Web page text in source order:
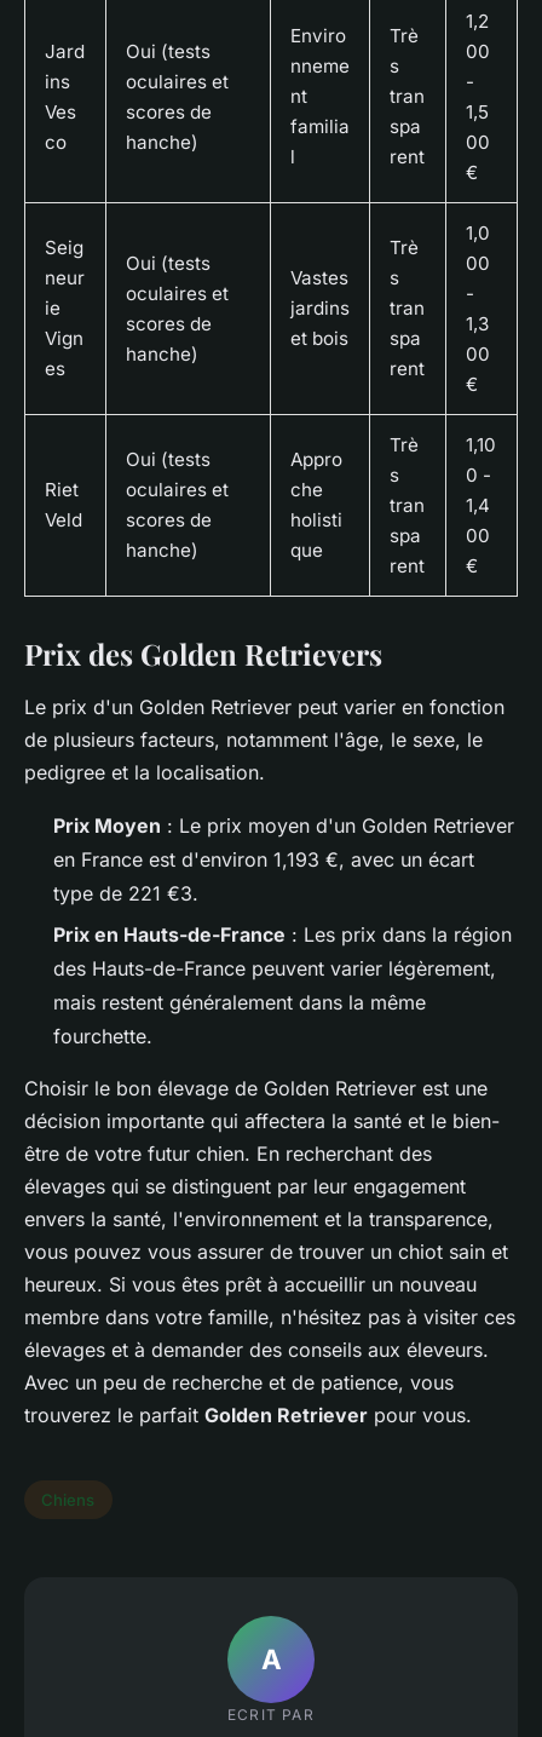
Jard
ins
Ves
co
Oui (tests
oculaires et
scores de
hanche)
Enviro
nneme
nt
familia
l
Trè
s
tran
spa
rent
1,2
00
-
1,5
00
€
Seig
neur
ie
Vign
es
Oui (tests
oculaires et
scores de
hanche)
Vastes
jardins
et bois
Trè
s
tran
spa
rent
1,0
00
-
1,3
00
€
Riet
Veld
Oui (tests
oculaires et
scores de
hanche)
Appro
che
holisti
que
Trè
s
tran
spa
rent
1,10
0 -
1,4
00
€
Prix des Golden Retrievers
Le prix d'un Golden Retriever peut varier en fonction
de plusieurs facteurs, notamment l'âge, le sexe, le
pedigree et la localisation.
Prix Moyen : Le prix moyen d'un Golden Retriever
en France est d'environ 1,193 €, avec un écart
type de 221 €3.
Prix en Hauts-de-France : Les prix dans la région
des Hauts-de-France peuvent varier légèrement,
mais restent généralement dans la même
fourchette.
Choisir le bon élevage de Golden Retriever est une
décision importante qui affectera la santé et le bien-
être de votre futur chien. En recherchant des
élevages qui se distinguent par leur engagement
envers la santé, l'environnement et la transparence,
vous pouvez vous assurer de trouver un chiot sain et
heureux. Si vous êtes prêt à accueillir un nouveau
membre dans votre famille, n'hésitez pas à visiter ces
élevages et à demander des conseils aux éleveurs.
Avec un peu de recherche et de patience, vous
trouverez le parfait Golden Retriever pour vous.
Chiens
A
ECRIT PAR